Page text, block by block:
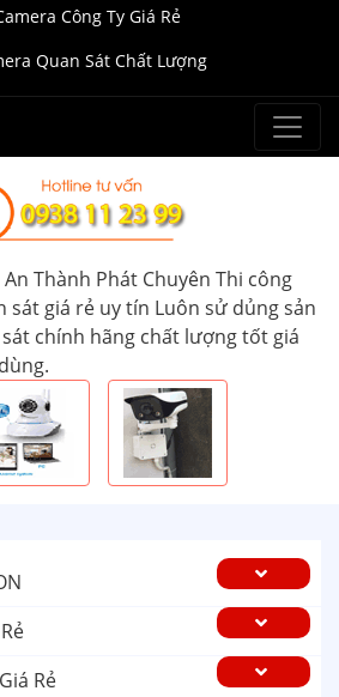
Công Ty Giá Rẻ
Quan Sát Chất Lượng
Thành Phát Chuyên Thi công
sát giá rẻ uy tín Luôn sử dủng sản
chính hãng chất lượng tốt giá
Rẻ